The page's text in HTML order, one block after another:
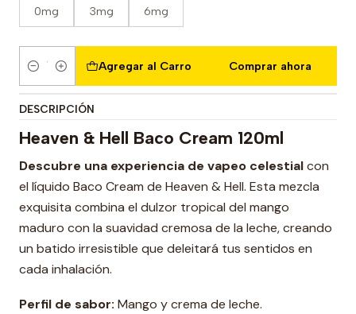
0mg 3mg 6mg
Cantidad
Agregar al Carro Comprar ahora
DESCRIPCIÓN
Heaven & Hell Baco Cream 120ml
Descubre una experiencia de vapeo celestialcon
el líquido Baco Cream de Heaven & Hell. Esta mezcla
exquisita combina el dulzor tropical del mango
maduro con la suavidad cremosa de la leche, creando
un batido irresistible que deleitará tus sentidos en
cada inhalación.
Perfil de sabor: Mango y crema de leche.